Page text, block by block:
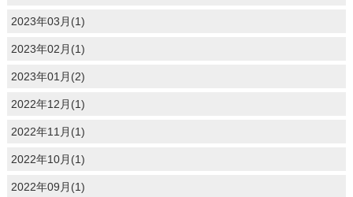
2023年03月(1)
2023年02月(1)
2023年01月(2)
2022年12月(1)
2022年11月(1)
2022年10月(1)
2022年09月(1)